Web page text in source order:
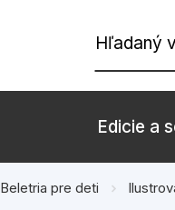
Hľadaný
Beletria pre deti
Edicie a
Beletria pre deti